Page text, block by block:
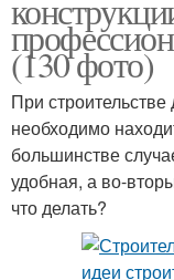
(130 фото)
При
необходимо
большинстве
удобная, а во-
что делать?